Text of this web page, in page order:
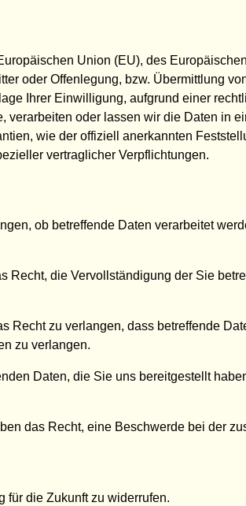
Union (EU), des
oder Offenlegung, bzw. Übermittlung
Ihrer Einwilligung, aufgrund einer
oder lassen wir die Daten in
wie der offiziell anerkannten
vertraglicher Verpflichtungen.
ob betreffende Daten verarbeitet
Recht, die Vervollständigung der Sie
Recht zu verlangen, dass betreffende
zu verlangen.
Daten, die Sie uns bereitgestellt
das Recht, eine Beschwerde bei der
für die Zukunft zu widerrufen.